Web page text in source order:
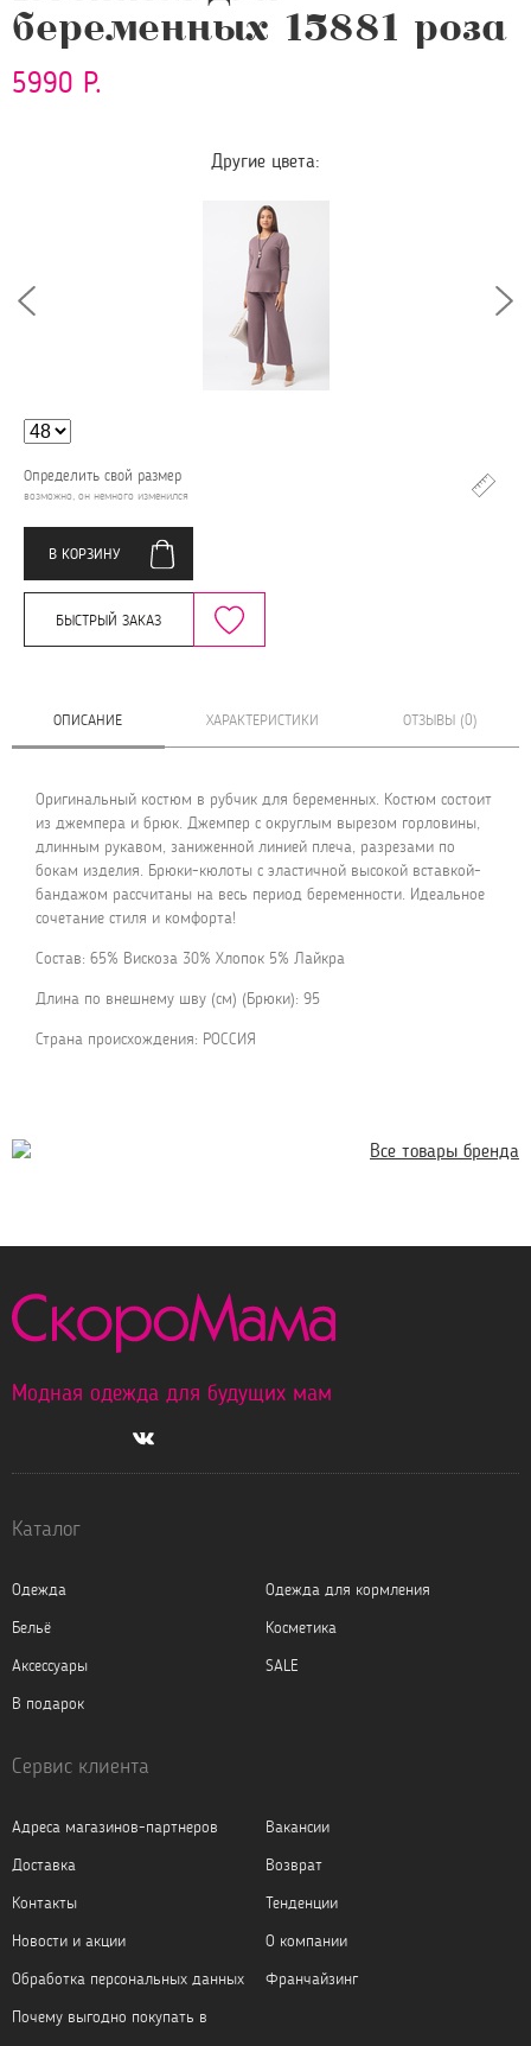
беременных 15881 роза
5990 Р.
Другие цвета:
Определить свой размер
возможно, он немного изменился
В КОРЗИНУ
БЫСТРЫЙ ЗАКАЗ
ОПИСАНИЕ ХАРАКТЕРИСТИКИ ОТЗЫВЫ (0)
Оригинальный костюм в рубчик для беременных. Костюм состоит
из джемпера и брюк. Джемпер с округлым вырезом горловины,
длинным рукавом, заниженной линией плеча, разрезами по
бокам изделия. Брюки-кюлоты с эластичной высокой вставкой-
бандажом рассчитаны на весь период беременности. Идеальное
сочетание стиля и комфорта!
Состав: 65% Вискоза 30% Хлопок 5% Лайкра
Длина по внешнему шву (см) (Брюки): 95
Страна происхождения: РОССИЯ
Все товары бренда
Модная одежда для будущих мам
Каталог
Одежда
Одежда для кормления
Бельё
Косметика
Аксессуары
SALE
В подарок
Сервис клиента
Адреса магазинов-партнеров
Вакансии
Доставка
Возврат
Контакты
Тенденции
Новости и акции
О компании
Обработка персональных данных
Франчайзинг
Почему выгодно покупать в